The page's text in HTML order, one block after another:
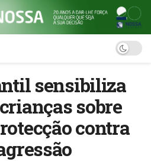
sensibiliza
sobre
contra